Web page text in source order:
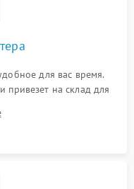
для вас время.
привезет на склад для